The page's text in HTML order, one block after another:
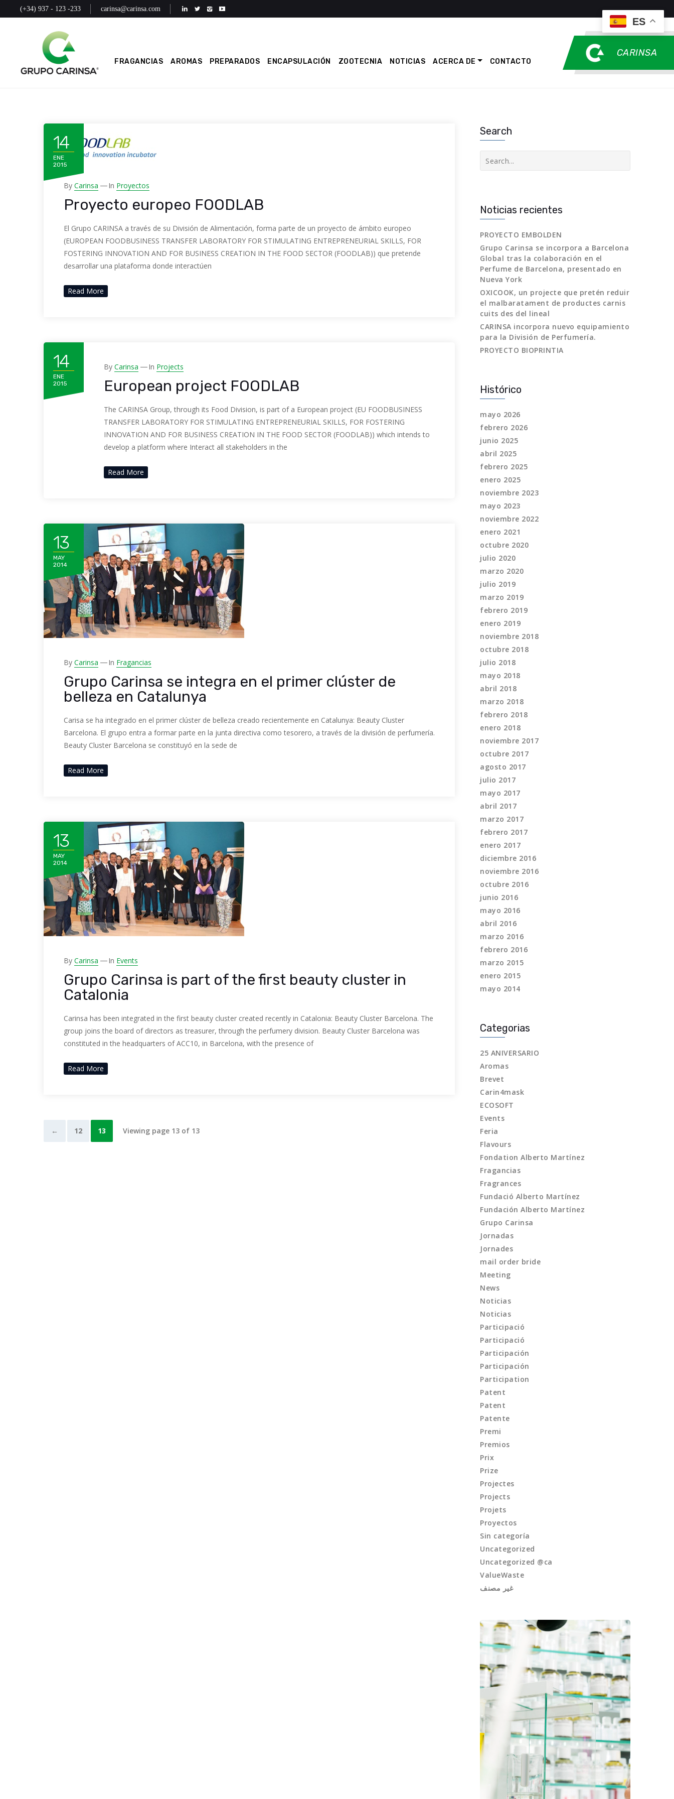
(+34) 937 - 123 -233 carinsa@carinsa.com
FRAGANCIAS AROMAS PREPARADOS ENCAPSULACIÓN ZOOTECNIA NOTICIAS ACERCA DE CONTACTO
CARINSA
14
ENE
2015
By Carinsa In Proyectos
Proyecto europeo FOODLAB
El Grupo CARINSA a través de su División de Alimentación, forma parte de un proyecto de ámbito europeo
(EUROPEAN FOODBUSINESS TRANSFER LABORATORY FOR STIMULATING ENTREPRENEURIAL SKILLS, FOR
FOSTERING INNOVATION AND FOR BUSINESS CREATION IN THE FOOD SECTOR (FOODLAB)) que pretende
desarrollar una plataforma donde interactúen
Read More
14
ENE
2015
By Carinsa In Projects
European project FOODLAB
The CARINSA Group, through its Food Division, is part of a European project (EU FOODBUSINESS
TRANSFER LABORATORY FOR STIMULATING ENTREPRENEURIAL SKILLS, FOR FOSTERING
INNOVATION AND FOR BUSINESS CREATION IN THE FOOD SECTOR (FOODLAB)) which intends to
develop a platform where Interact all stakeholders in the
Read More
13
MAY
2014
By Carinsa In Fragancias
Grupo Carinsa se integra en el primer clúster de
belleza en Catalunya
Carisa se ha integrado en el primer clúster de belleza creado recientemente en Catalunya: Beauty Cluster
Barcelona. El grupo entra a formar parte en la junta directiva como tesorero, a través de la división de perfumería.
Beauty Cluster Barcelona se constituyó en la sede de
Read More
13
MAY
2014
By Carinsa In Events
Grupo Carinsa is part of the first beauty cluster in
Catalonia
Carinsa has been integrated in the first beauty cluster created recently in Catalonia: Beauty Cluster Barcelona. The
group joins the board of directors as treasurer, through the perfumery division. Beauty Cluster Barcelona was
constituted in the headquarters of ACC10, in Barcelona, with the presence of
Read More
← 12 13 Viewing page 13 of 13
Search
Noticias recientes
PROYECTO EMBOLDEN
Grupo Carinsa se incorpora a Barcelona
Global tras la colaboración en el
Perfume de Barcelona, presentado en
Nueva York
OXICOOK, un projecte que pretén reduir
el malbaratament de productes carnis
cuits des del lineal
CARINSA incorpora nuevo equipamiento
para la División de Perfumería.
PROYECTO BIOPRINTIA
Histórico
mayo 2026
febrero 2026
junio 2025
abril 2025
febrero 2025
enero 2025
noviembre 2023
mayo 2023
noviembre 2022
enero 2021
octubre 2020
julio 2020
marzo 2020
julio 2019
marzo 2019
febrero 2019
enero 2019
noviembre 2018
octubre 2018
julio 2018
mayo 2018
abril 2018
marzo 2018
febrero 2018
enero 2018
noviembre 2017
octubre 2017
agosto 2017
julio 2017
mayo 2017
abril 2017
marzo 2017
febrero 2017
enero 2017
diciembre 2016
noviembre 2016
octubre 2016
junio 2016
mayo 2016
abril 2016
marzo 2016
febrero 2016
marzo 2015
enero 2015
mayo 2014
Categorias
25 ANIVERSARIO
Aromas
Brevet
Carin4mask
ECOSOFT
Events
Feria
Flavours
Fondation Alberto Martínez
Fragancias
Fragrances
Fundació Alberto Martínez
Fundación Alberto Martínez
Grupo Carinsa
Jornadas
Jornades
mail order bride
Meeting
News
Noticias
Noticias
Participació
Participació
Participación
Participación
Participation
Patent
Patent
Patente
Premi
Premios
Prix
Prize
Projectes
Projects
Projets
Proyectos
Sin categoría
Uncategorized
Uncategorized @ca
ValueWaste
غير مصنف
ES